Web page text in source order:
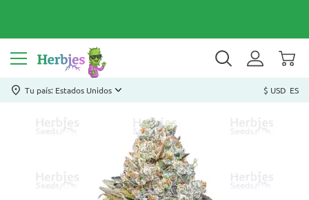
Tu país: Estados Unidos $ USD ES